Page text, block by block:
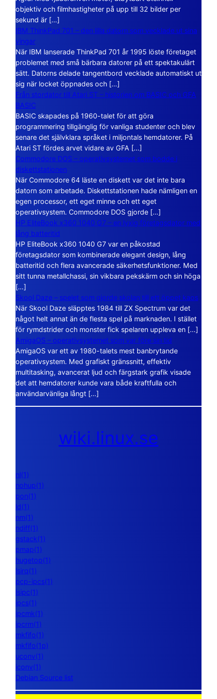
objektiv och filmhastigheter på upp till 32 bilder per
sekund är […]
IBM ThinkPad 701 – den lilla datorn som vecklade ut sina
vingar
När IBM lanserade ThinkPad 701 år 1995 löste företaget
problemet med små bärbara datorer på ett spektakulärt
sätt. Datorns delade tangentbord vecklade automatiskt ut
sig när locket öppnades och […]
Från stordator till Atari ST – historien om BASIC och GFA
BASIC
BASIC skapades på 1960-talet för att göra
programmering tillgänglig för vanliga studenter och blev
senare det självklara språket i miljontals hemdatorer. På
Atari ST fördes arvet vidare av GFA […]
Commodore DOS – operativsystemet som bodde i
diskettstationen
När Commodore 64 läste en diskett var det inte bara
datorn som arbetade. Diskettstationen hade nämligen en
egen processor, ett eget minne och ett eget
operativsystem. Commodore DOS gjorde […]
HP EliteBook x360 1040 G7 – en lyxig företagsdator med
lång batteritid
HP EliteBook x360 1040 G7 var en påkostad
företagsdator som kombinerade elegant design, lång
batteritid och flera avancerade säkerhetsfunktioner. Med
sitt tunna metallchassi, sin vikbara pekskärm och sin höga
[…]
Skool Daze – spelet som gjorde skolan till ett öppet kaos
När Skool Daze släpptes 1984 till ZX Spectrum var det
något helt annat än de flesta spel på marknaden. I stället
för rymdstrider och monster fick spelaren uppleva en […]
AmigaOS – operativsystemet som var före sin tid
AmigaOS var ett av 1980-talets mest banbrytande
operativsystem. Med grafiskt gränssnitt, effektiv
multitasking, avancerat ljud och färgstark grafik visade
det att hemdatorer kunde vara både kraftfulla och
användarvänliga långt […]
wiki.linux.se
nl(1)
nohup(1)
pon(1)
ld(1)
nm(1)
ndiff(1)
gstack(1)
pmap(1)
hugetop(1)
lsirq(1)
pcp-ipcs(1)
lsipc(1)
ipcs(1)
ipcmk(1)
ipcrm(1)
mkfifo(1)
mkfifo(1p)
uconv(1)
iconv(1)
Debian Source list